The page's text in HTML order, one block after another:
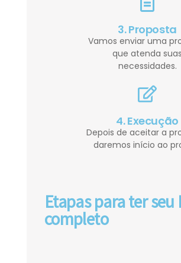
3. Proposta
Vamos enviar uma
que atenda suas
necessidades.
4. Execução
Depois de aceitar a
daremos início ao
Etapas para ter seu
completo